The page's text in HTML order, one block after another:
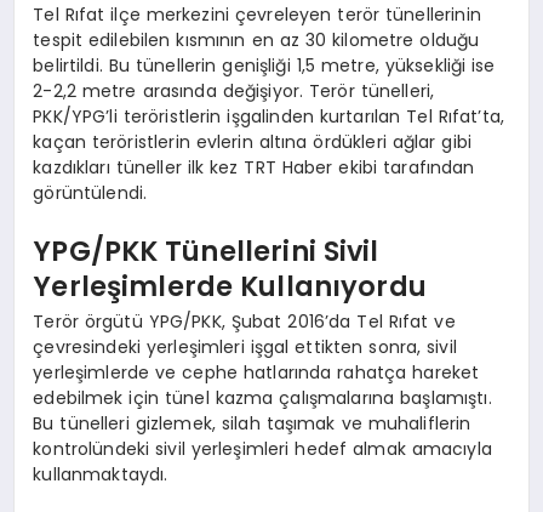
Tel Rıfat ilçe merkezini çevreleyen terör tünellerinin
tespit edilebilen kısmının en az 30 kilometre olduğu
belirtildi. Bu tünellerin genişliği 1,5 metre, yüksekliği ise
2-2,2 metre arasında değişiyor. Terör tünelleri,
PKK/YPG’li teröristlerin işgalinden kurtarılan Tel Rıfat’ta,
kaçan teröristlerin evlerin altına ördükleri ağlar gibi
kazdıkları tüneller ilk kez TRT Haber ekibi tarafından
görüntülendi.
YPG/PKK Tünellerini Sivil
Yerleşimlerde Kullanıyordu
Terör örgütü YPG/PKK, Şubat 2016’da Tel Rıfat ve
çevresindeki yerleşimleri işgal ettikten sonra, sivil
yerleşimlerde ve cephe hatlarında rahatça hareket
edebilmek için tünel kazma çalışmalarına başlamıştı.
Bu tünelleri gizlemek, silah taşımak ve muhaliflerin
kontrolündeki sivil yerleşimleri hedef almak amacıyla
kullanmaktaydı.